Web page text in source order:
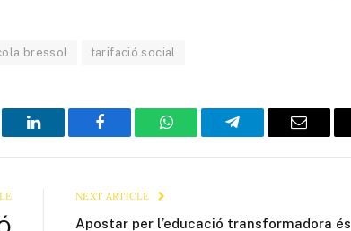
bressol tarifació social
LinkedIn Facebook WhatsAppTelegram Email
NEXT ARTICLE
Apostar per l’educació transformadora és